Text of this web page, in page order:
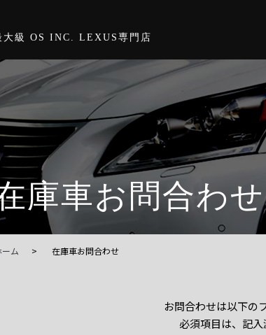
大級 OS INC. LEXUS専門店
庫車お問合わせ
ーム 在庫車お問合わせ
お問合わせは以下の
必須項目は、記